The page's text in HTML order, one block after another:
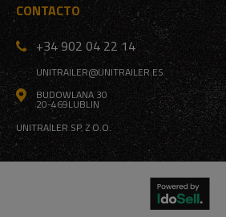
CONTACTO
+34 902 04 22 14
UNITRAILER@UNITRAILER.ES
BUDOWLANA 30
20-469LUBLIN
UNITRAILER SP. Z O.O.